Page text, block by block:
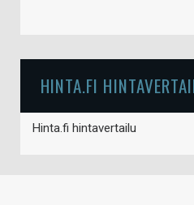
HINTA.FI
Hinta.fi hintavertailu